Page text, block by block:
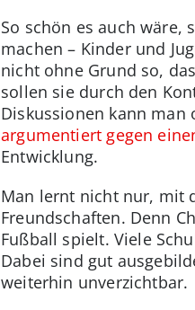
So schön es auch wäre,
machen – Kinder und
nicht ohne Grund so,
sollen sie durch den
Diskussionen kann man
argumentiert gegen
Entwicklung.
Man lernt nicht nur, mit
Freundschaften. Denn
Fußball spielt. Viele
Dabei sind gut
weiterhin unverzichtbar.